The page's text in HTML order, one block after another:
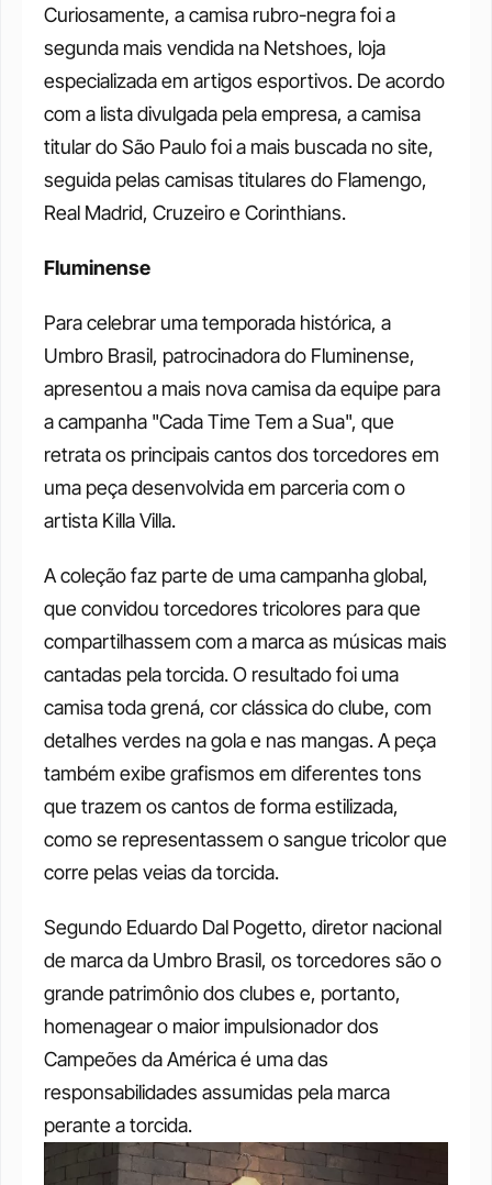
Curiosamente, a camisa rubro-negra foi a
segunda mais vendida na Netshoes, loja
especializada em artigos esportivos. De acordo
com a lista divulgada pela empresa, a camisa
titular do São Paulo foi a mais buscada no site,
seguida pelas camisas titulares do Flamengo,
Real Madrid, Cruzeiro e Corinthians.
Fluminense
Para celebrar uma temporada histórica, a
Umbro Brasil, patrocinadora do Fluminense,
apresentou a mais nova camisa da equipe para
a campanha "Cada Time Tem a Sua", que
retrata os principais cantos dos torcedores em
uma peça desenvolvida em parceria com o
artista Killa Villa.
A coleção faz parte de uma campanha global,
que convidou torcedores tricolores para que
compartilhassem com a marca as músicas mais
cantadas pela torcida. O resultado foi uma
camisa toda grená, cor clássica do clube, com
detalhes verdes na gola e nas mangas. A peça
também exibe grafismos em diferentes tons
que trazem os cantos de forma estilizada,
como se representassem o sangue tricolor que
corre pelas veias da torcida.
Segundo Eduardo Dal Pogetto, diretor nacional
de marca da Umbro Brasil, os torcedores são o
grande patrimônio dos clubes e, portanto,
homenagear o maior impulsionador dos
Campeões da América é uma das
responsabilidades assumidas pela marca
perante a torcida.